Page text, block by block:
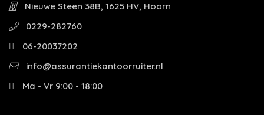
Nieuwe Steen 38B, 1625 HV, Hoorn
0229-282760
06-20037202
info@assurantiekantoorruiter.nl
Ma - Vr 9:00 - 18:00